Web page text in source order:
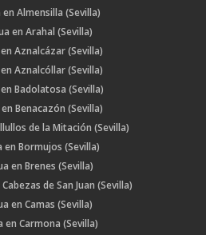
Almensilla (Sevilla)
en Arahal (Sevilla)
Aznalcázar (Sevilla)
Aznalcóllar (Sevilla)
Badolatosa (Sevilla)
Benacazón (Sevilla)
de la Mitación (Sevilla)
Bormujos (Sevilla)
en Brenes (Sevilla)
de San Juan (Sevilla)
en Camas (Sevilla)
en Carmona (Sevilla)